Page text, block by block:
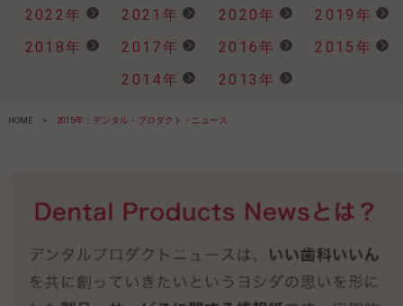
2022年
2021年 2020年
2019年
2018年
2017年 2016年
2015年
2014年
2013年
HOME > 2015年：デンタル・プロダクト・ニュース